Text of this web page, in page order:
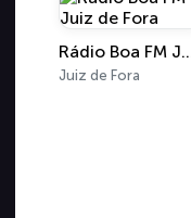
Rádio Boa
Juiz de Fora